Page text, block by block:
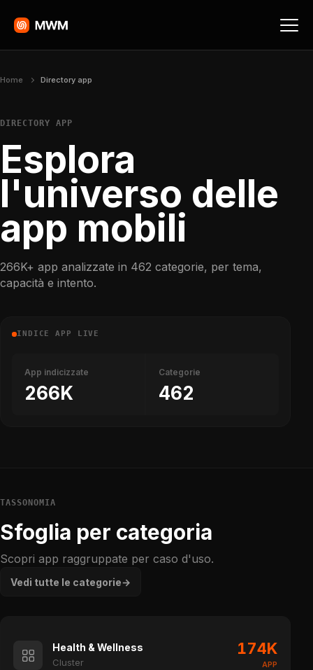
Home Directory app
DIRECTORY APP
Esplora
l'universo delle
app mobili
266K+ app analizzate in 462 categorie, per tema,
capacità e intento.
INDICE APP LIVE
App indicizzate
266K
Categorie
462
TASSONOMIA
Sfoglia per categoria
Scopri app raggruppate per caso d'uso.
Vedi tutte le categorie→
Health & Wellness
Cluster
174K
APP